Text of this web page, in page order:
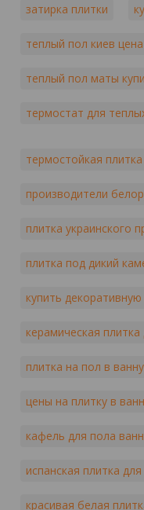
затирка плитки
теплый пол киев цена
теплый пол маты
термостат для
термостойкая
производители
плитка украинского
плитка под дикий
купить
керамическая
плитка на пол в
цены на плитку в
кафель для пола
испанская плитка
красивая белая